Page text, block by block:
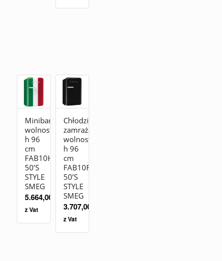
Minibar
wolnostojąca
h 96
cm
FAB10HRDIT2
50’S
STYLE
SMEG
5.664,00
z Vat
Chłodziarko-
zamrażarka
wolnostojąca
h 96
cm
FAB10RBL2
50’S
STYLE
SMEG
3.707,00
z Vat